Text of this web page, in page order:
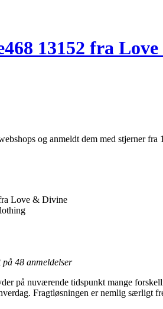
13152 fra
og anmeldt dem med stjerner
Love & Divine
på 48 anmeldelser
på nuværende tidspunkt mange
Fragtløsningen er nemlig særligt